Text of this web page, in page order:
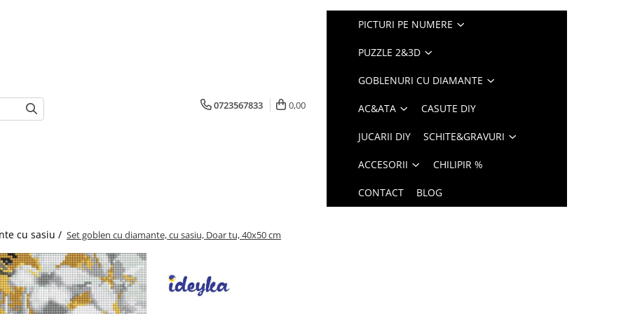
0723567833 0,00
PICTURI PE NUMERE
PUZZLE 2&3D
GOBLENURI CU DIAMANTE
AC&ATA CASUTE DIY
JUCARII DIY SCHITE&GRAVURI
ACCESORII CHILIPIR %
CONTACT BLOG
cu sasiu / Set goblen cu diamante, cu sasiu, Doar tu, 40x50 cm